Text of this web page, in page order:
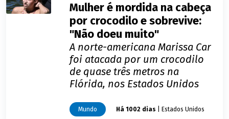
Mulher é mordida na cabeça
por crocodilo e sobrevive:
"Não doeu muito"
A norte-americana Marissa Car
foi atacada por um crocodilo
de quase três metros na
Flórida, nos Estados Unidos
Mundo Há 1002 dias | Estados Unidos